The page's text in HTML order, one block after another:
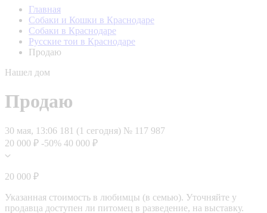
Главная
Собаки и Кошки в Краснодаре
Собаки в Краснодаре
Русские тои в Краснодаре
Продаю
Нашел дом
Продаю
30 мая, 13:06 181 (1 сегодня) № 117 987
20 000 ₽ -50% 40 000 ₽
20 000 ₽
Указанная стоимость в любимцы (в семью). Уточняйте у
продавца доступен ли питомец в разведение, на выставку.